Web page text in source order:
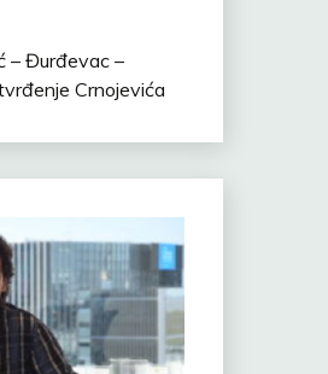
– Đurđevac –
Crnojevića